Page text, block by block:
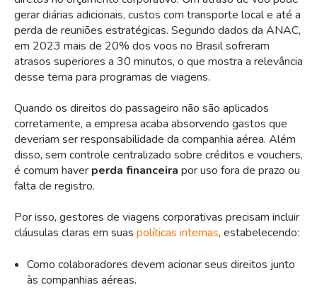
gerar diárias adicionais, custos com transporte local e até a
perda de reuniões estratégicas. Segundo dados da ANAC,
em 2023 mais de 20% dos voos no Brasil sofreram
atrasos superiores a 30 minutos, o que mostra a relevância
desse tema para programas de viagens.
Quando os direitos do passageiro não são aplicados
corretamente, a empresa acaba absorvendo gastos que
deveriam ser responsabilidade da companhia aérea. Além
disso, sem controle centralizado sobre créditos e vouchers,
é comum haver perda financeira por uso fora de prazo ou
falta de registro.
Por isso, gestores de viagens corporativas precisam incluir
cláusulas claras em suas políticas internas, estabelecendo:
Como colaboradores devem acionar seus direitos junto
às companhias aéreas.